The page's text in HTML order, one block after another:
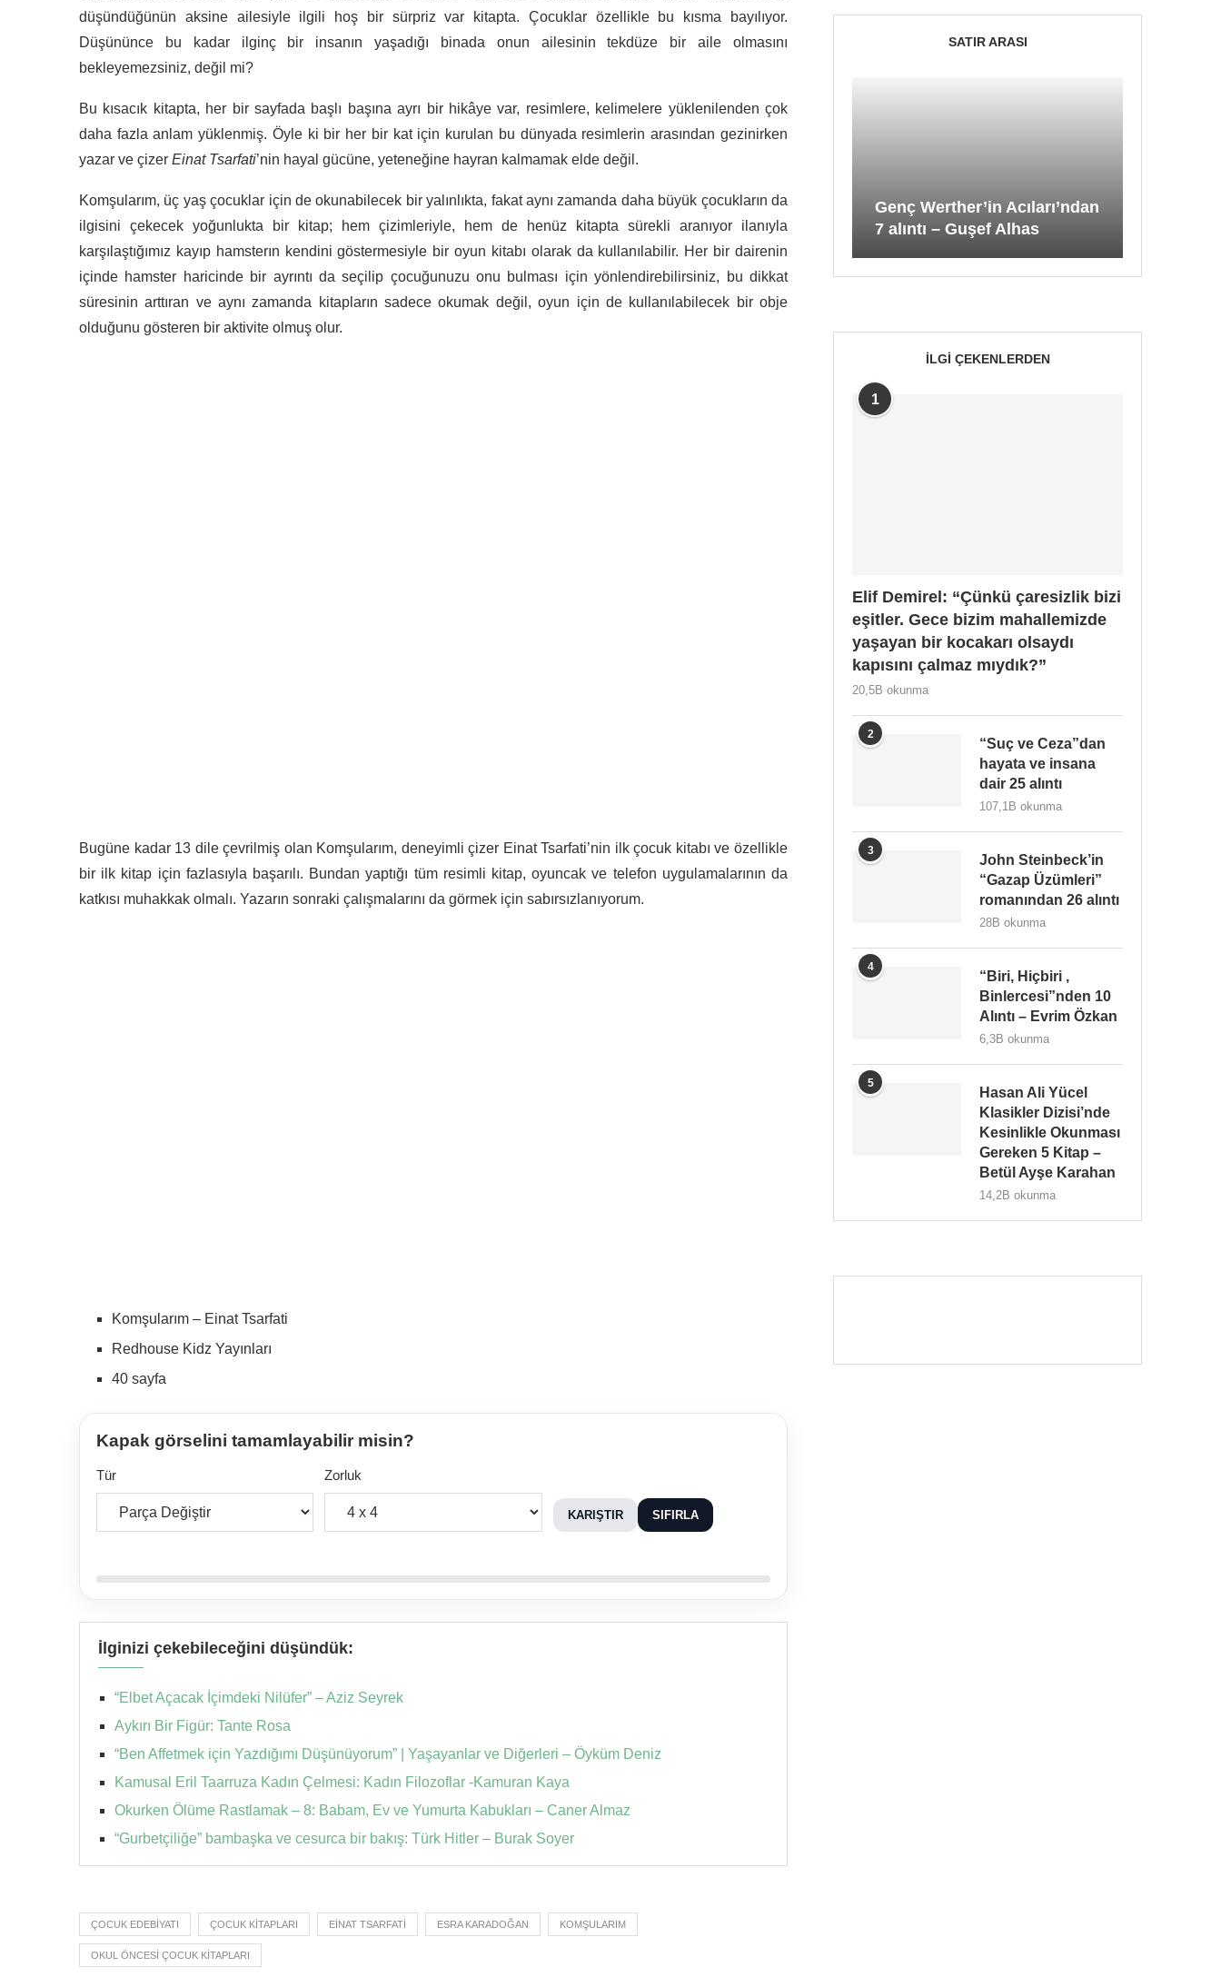
düşündüğünün aksine ailesiyle ilgili hoş bir sürpriz var kitapta. Çocuklar özellikle bu kısma bayılıyor.
Düşününce bu kadar ilginç bir insanın yaşadığı binada onun ailesinin tekdüze bir aile olmasını
bekleyemezsiniz, değil mi?
Bu kısacık kitapta, her bir sayfada başlı başına ayrı bir hikâye var, resimlere, kelimelere yüklenilenden çok
daha fazla anlam yüklenmiş. Öyle ki bir her bir kat için kurulan bu dünyada resimlerin arasından gezinirken
yazar ve çizer Einat Tsarfati’nin hayal gücüne, yeteneğine hayran kalmamak elde değil.
Komşularım, üç yaş çocuklar için de okunabilecek bir yalınlıkta, fakat aynı zamanda daha büyük çocukların da
ilgisini çekecek yoğunlukta bir kitap; hem çizimleriyle, hem de henüz kitapta sürekli aranıyor ilanıyla
karşılaştığımız kayıp hamsterın kendini göstermesiyle bir oyun kitabı olarak da kullanılabilir. Her bir dairenin
içinde hamster haricinde bir ayrıntı da seçilip çocuğunuzu onu bulması için yönlendirebilirsiniz, bu dikkat
süresinin arttıran ve aynı zamanda kitapların sadece okumak değil, oyun için de kullanılabilecek bir obje
olduğunu gösteren bir aktivite olmuş olur.
Bugüne kadar 13 dile çevrilmiş olan Komşularım, deneyimli çizer Einat Tsarfati’nin ilk çocuk kitabı ve özellikle
bir ilk kitap için fazlasıyla başarılı. Bundan yaptığı tüm resimli kitap, oyuncak ve telefon uygulamalarının da
katkısı muhakkak olmalı. Yazarın sonraki çalışmalarını da görmek için sabırsızlanıyorum.
Komşularım – Einat Tsarfati
Redhouse Kidz Yayınları
40 sayfa
Kapak görselini tamamlayabilir misin?
Tür Zorluk
KARIŞTIR SIFIRLA
İlginizi çekebileceğini düşündük:
“Elbet Açacak İçimdeki Nilüfer” – Aziz Seyrek
Aykırı Bir Figür: Tante Rosa
“Ben Affetmek için Yazdığımı Düşünüyorum” | Yaşayanlar ve Diğerleri – Öyküm Deniz
Kamusal Eril Taarruza Kadın Çelmesi: Kadın Filozoflar -Kamuran Kaya
Okurken Ölüme Rastlamak – 8: Babam, Ev ve Yumurta Kabukları – Caner Almaz
“Gurbetçiliğe” bambaşka ve cesurca bir bakış: Türk Hitler – Burak Soyer
ÇOCUK EDEBIYATI ÇOCUK KITAPLARI EINAT TSARFATI ESRA KARADOĞAN KOMŞULARIM
OKUL ÖNCESI ÇOCUK KITAPLARI
SATIR ARASI
Genç Werther’in Acıları’ndan
7 alıntı – Guşef Alhas
İLGI ÇEKENLERDEN
1
Elif Demirel: “Çünkü çaresizlik bizi
eşitler. Gece bizim mahallemizde
yaşayan bir kocakarı olsaydı
kapısını çalmaz mıydık?”
20,5B okunma
2
“Suç ve Ceza”dan
hayata ve insana
dair 25 alıntı
107,1B okunma
3
John Steinbeck’in
“Gazap Üzümleri”
romanından 26 alıntı
28B okunma
4
“Biri, Hiçbiri ,
Binlercesi”nden 10
Alıntı – Evrim Özkan
6,3B okunma
5
Hasan Ali Yücel
Klasikler Dizisi’nde
Kesinlikle Okunması
Gereken 5 Kitap –
Betül Ayşe Karahan
14,2B okunma